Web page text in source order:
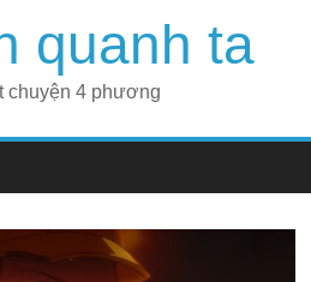
quanh ta
chuyện 4 phương